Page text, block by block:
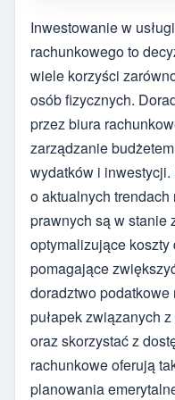
Inwestowanie w
rachunkowego to
wiele korzyści
osób fizycznych.
przez biura
zarządzanie
wydatków i
o aktualnych
prawnych są w stanie
optymalizujące
pomagające
doradztwo
pułapek związanych
oraz skorzystać z
rachunkowe oferują
planowania